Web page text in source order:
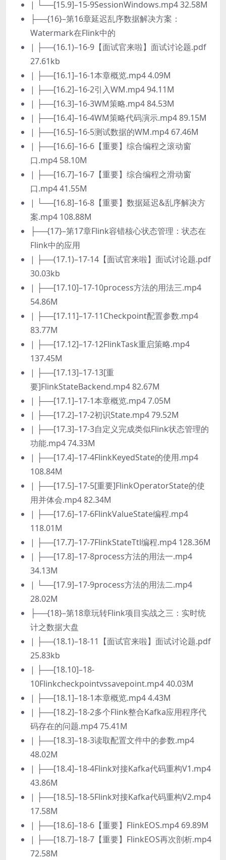
| └──[15.9]–15-9SessionWindows.mp4 32.58M
├──{16}–第16章延迟乱序数据解决方案：
Watermark在Flink中的
| ├──(16.1)–16-9【面试官来啦】面试讨论题.pdf
27.61kb
| ├──[16.1]–16-1本章概览.mp4 4.09M
| ├──[16.2]–16-2引入WM.mp4 94.11M
| ├──[16.3]–16-3WM策略.mp4 84.53M
| ├──[16.4]–16-4WM策略代码演示.mp4 89.15M
| ├──[16.5]–16-5测试数据的WM.mp4 67.46M
| ├──[16.6]–16-6【重要】综合编程之滚动窗
口.mp4 58.10M
| ├──[16.7]–16-7【重要】综合编程之滑动窗
口.mp4 41.55M
| └──[16.8]–16-8【重要】数据延迟&乱序解决方
案.mp4 108.88M
├──{17}–第17章Flink容错核心状态管理：状态在
Flink中的应用
| ├──(17.1)–17-14【面试官来啦】面试讨论题.pdf
30.03kb
| ├──[17.10]–17-10process方法的用法三.mp4
54.86M
| ├──[17.11]–17-11Checkpoint配置参数.mp4
83.77M
| ├──[17.12]–17-12FlinkTask重启策略.mp4
137.45M
| ├──[17.13]–17-13[重
要]FlinkStateBackend.mp4 82.67M
| ├──[17.1]–17-1本章概览.mp4 7.05M
| ├──[17.2]–17-2初识State.mp4 79.52M
| ├──[17.3]–17-3自定义完成类似Flink状态管理的
功能.mp4 74.33M
| ├──[17.4]–17-4FlinkKeyedState的使用.mp4
108.84M
| ├──[17.5]–17-5[重要]FlinkOperatorState的使
用并体会.mp4 82.34M
| ├──[17.6]–17-6FlinkValueState编程.mp4
118.01M
| ├──[17.7]–17-7FlinkStateTtl编程.mp4 128.36M
| ├──[17.8]–17-8process方法的用法一.mp4
34.13M
| └──[17.9]–17-9process方法的用法二.mp4
28.02M
├──{18}–第18章玩转Flink项目实战之三：实时统
计之数据大盘
| ├──(18.1)–18-11【面试官来啦】面试讨论题.pdf
25.83kb
| ├──[18.10]–18-
10Flinkcheckpointvssavepoint.mp4 40.03M
| ├──[18.1]–18-1本章概览.mp4 4.43M
| ├──[18.2]–18-2多个Flink整合Kafka应用程序代
码存在的问题.mp4 75.41M
| ├──[18.3]–18-3读取配置文件中的参数.mp4
48.02M
| ├──[18.4]–18-4Flink对接Kafka代码重构V1.mp4
43.86M
| ├──[18.5]–18-5Flink对接Kafka代码重构V2.mp4
17.58M
| ├──[18.6]–18-6【重要】FlinkEOS.mp4 69.89M
| ├──[18.7]–18-7【重要】FlinkEOS再次剖析.mp4
72.58M